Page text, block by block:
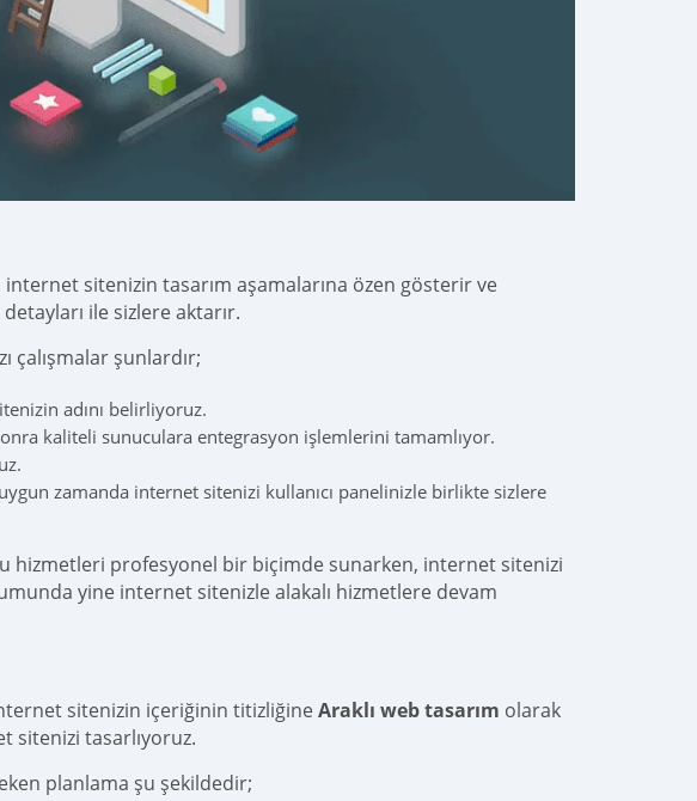
sitenizin tasarım aşamalarına özen gösterir ve
ile sizlere aktarır.
çalışmalar şunlardır;
adını belirliyoruz.
kaliteli sunuculara entegrasyon işlemlerini tamamlıyor.
zamanda internet sitenizi kullanıcı panelinizle birlikte sizlere
hizmetleri profesyonel bir biçimde sunarken, internet sitenizi
yine internet sitenizle alakalı hizmetlere devam
sitenizin içeriğinin titizliğineAraklı web tasarım olarak
sitenizi tasarlıyoruz.
planlama şu şekildedir;